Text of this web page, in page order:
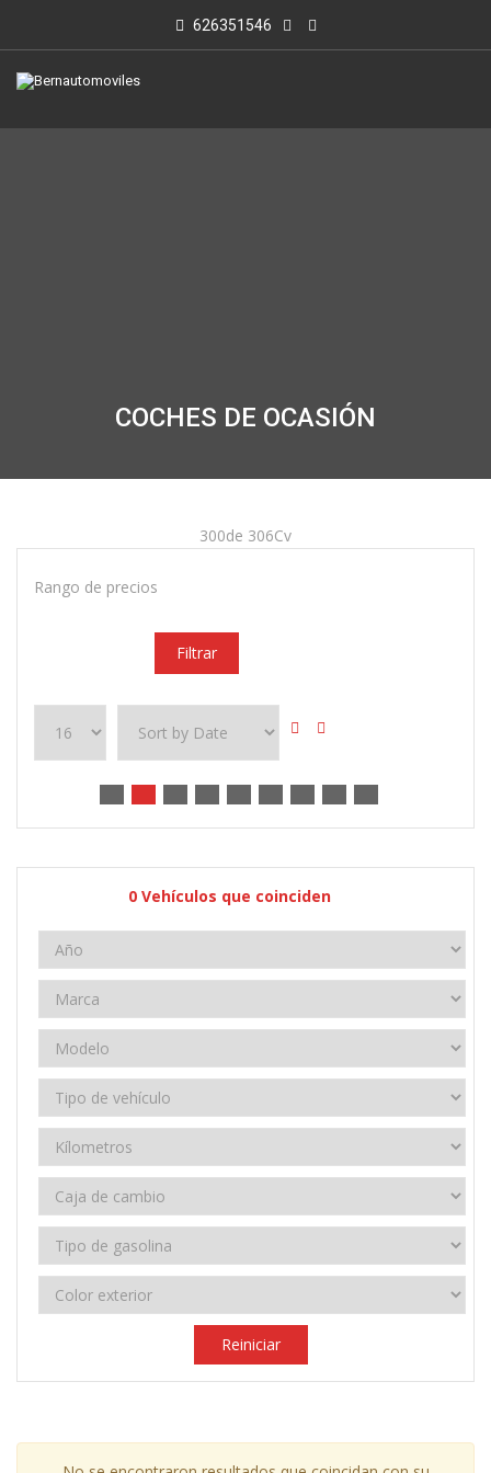
626351546
COCHES DE OCASIÓN
300de 306Cv
Rango de precios
Filtrar
0 Vehículos que coinciden
Reiniciar